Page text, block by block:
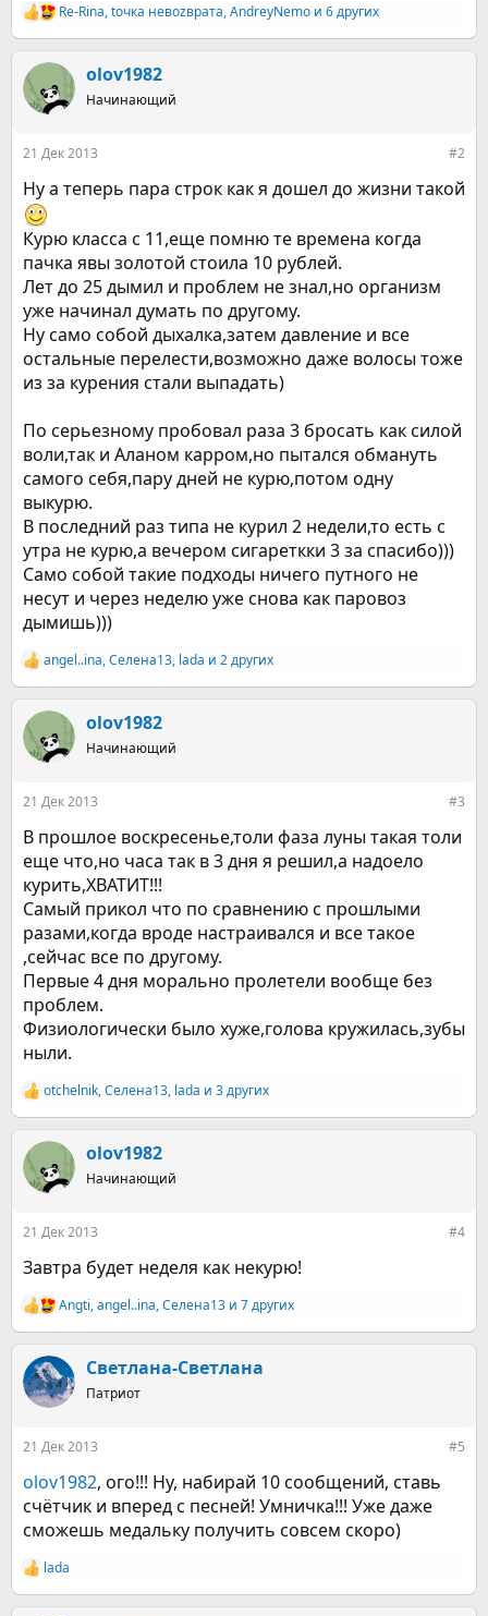
Р
е
к
ц
и
Re-Rina,toчка невozврата,AndreyNemo и 6 других
olov1982
Начинающий
21 Дек 2013 #2
Ну а теперь пара строк как я дошел до жизни такой
Курю класса с 11,еще помню те времена когда
пачка явы золотой стоила 10 рублей.
Лет до 25 дымил и проблем не знал,но организм
уже начинал думать по другому.
Ну само собой дыхалка,затем давление и все
остальные перелести,возможно даже волосы тоже
из за курения стали выпадать)
По серьезному пробовал раза 3 бросать как силой
воли,так и Аланом карром,но пытался обмануть
самого себя,пару дней не курю,потом одну
выкурю.
В последний раз типа не курил 2 недели,то есть с
утра не курю,а вечером сигареткки 3 за спасибо)))
Само собой такие подходы ничего путного не
несут и через неделю уже снова как паровоз
дымишь)))
Р
е
к
ц
и
angel..ina,Селена13, lada и 2 других
olov1982
Начинающий
21 Дек 2013 #3
В прошлое воскресенье,толи фаза луны такая толи
еще что,но часа так в 3 дня я решил,а надоело
курить,ХВАТИТ!!!
Самый прикол что по сравнению с прошлыми
разами,когда вроде настраивался и все такое
,сейчас все по другому.
Первые 4 дня морально пролетели вообще без
проблем.
Физиологически было хуже,голова кружилась,зубы
ныли.
Р
е
к
ц
и
otchelnik,Селена13, lada и 3 других
olov1982
Начинающий
21 Дек 2013 #4
Завтра будет неделя как некурю!
Р
е
к
ц
и
Angti,angel..ina,Селена13 и 7 других
Светлана-Светлана
Патриот
21 Дек 2013 #5
olov1982, ого!!! Ну, набирай 10 сообщений, ставь
счётчик и вперед с песней! Умничка!!! Уже даже
сможешь медальку получить совсем скоро)
Р
е
lada